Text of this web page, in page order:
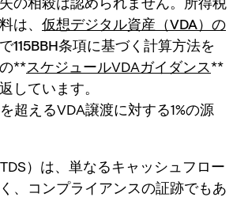
は、 仮想デジタル資産（VDA）の
で115BBH条項に基づく計算方法を
**スケジュールVDAガイダンス**
しています。
超えるVDA譲渡に対する1%の源
）は、単なるキャッシュフロー
、 コンプライアンスの証跡でもあ